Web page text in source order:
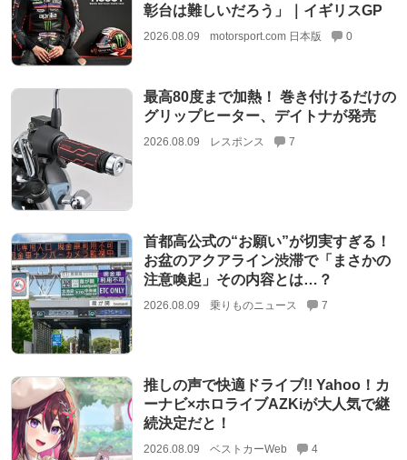
彰台は難しいだろう」｜イギリスGP
2026.08.09 motorsport.com 日本版 0
最高80度まで加熱！ 巻き付けるだけの
グリップヒーター、デイトナが発売
2026.08.09 レスポンス 7
首都高公式の“お願い”が切実すぎる！
お盆のアクアライン渋滞で「まさかの
注意喚起」その内容とは…？
2026.08.09 乗りものニュース 7
推しの声で快適ドライブ!! Yahoo！カ
ーナビ×ホロライブAZKiが大人気で継
続決定だと！
2026.08.09 ベストカーWeb 4